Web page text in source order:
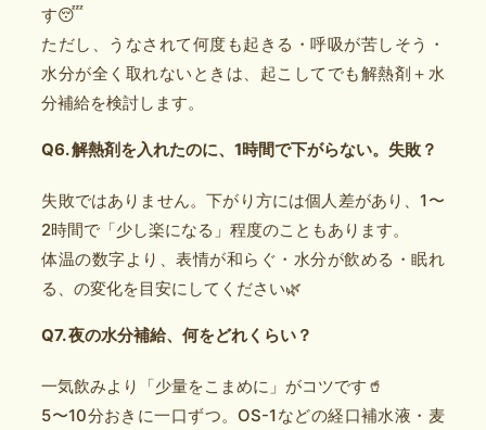
す😴
ただし、うなされて何度も起きる・呼吸が苦しそう・
水分が全く取れないときは、起こしてでも解熱剤＋水
分補給を検討します。
Q6. 解熱剤を入れたのに、1時間で下がらない。失敗？
失敗ではありません。下がり方には個人差があり、1〜
2時間で「少し楽になる」程度のこともあります。
体温の数字より、表情が和らぐ・水分が飲める・眠れ
る、の変化を目安にしてください🌿
Q7. 夜の水分補給、何をどれくらい？
一気飲みより「少量をこまめに」がコツです🥤
5〜10分おきに一口ずつ。OS-1などの経口補水液・麦